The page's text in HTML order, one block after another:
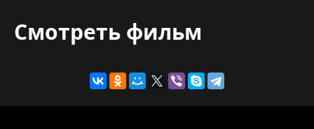
Смотреть фильм